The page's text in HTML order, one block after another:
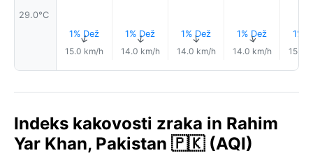
29.0°C
1% Dež
↑
15.0 km/h
1% Dež
↑
14.0 km/h
1% Dež
↑
14.0 km/h
1% Dež
↑
14.0 km/h
1%
15.0
Indeks kakovosti zraka in Rahim
Yar Khan, Pakistan 🇵🇰 (AQI)